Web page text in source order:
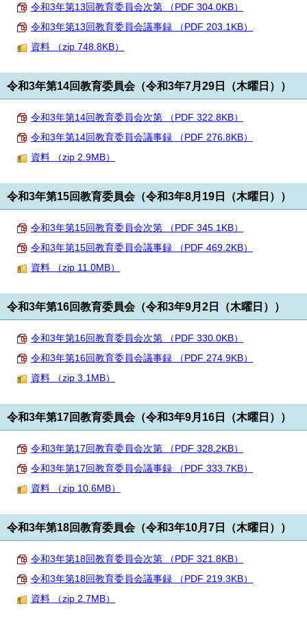
令和3年第13回教育委員会次第 （PDF 304.0KB）
令和3年第13回教育委員会議事録 （PDF 203.1KB）
資料 （zip 748.8KB）
令和3年第14回教育委員会（令和3年7月29日（木曜日））
令和3年第14回教育委員会次第 （PDF 322.8KB）
令和3年第14回教育委員会議事録 （PDF 276.8KB）
資料 （zip 2.9MB）
令和3年第15回教育委員会（令和3年8月19日（木曜日））
令和3年第15回教育委員会次第 （PDF 345.1KB）
令和3年第15回教育委員会議事録 （PDF 469.2KB）
資料 （zip 11.0MB）
令和3年第16回教育委員会（令和3年9月2日（木曜日））
令和3年第16回教育委員会次第 （PDF 330.0KB）
令和3年第16回教育委員会議事録 （PDF 274.9KB）
資料 （zip 3.1MB）
令和3年第17回教育委員会（令和3年9月16日（木曜日））
令和3年第17回教育委員会次第 （PDF 328.2KB）
令和3年第17回教育委員会議事録 （PDF 333.7KB）
資料 （zip 10.6MB）
令和3年第18回教育委員会（令和3年10月7日（木曜日））
令和3年第18回教育委員会次第 （PDF 321.8KB）
令和3年第18回教育委員会議事録 （PDF 219.3KB）
資料 （zip 2.7MB）